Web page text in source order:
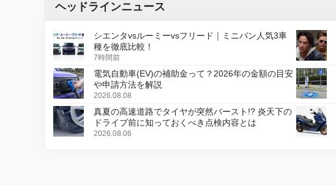
ヘッドラインニュース
シエンタvsルーミーvsフリード｜ミニバン人気3車
種を徹底比較！
7時間前
電気自動車(EV)の補助金って？2026年の金額の目安
や申請方法を解説
2026.08.08
真夏の高速道路でタイヤが突然バースト!? 炎天下の
ドライブ前に知っておくべき点検内容とは
2026.08.06